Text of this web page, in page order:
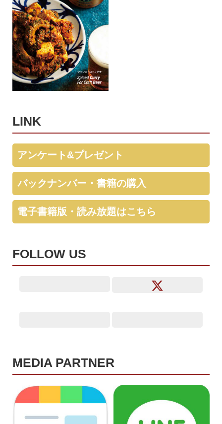
LINK
アンケート&プレゼント
バックナンバー・書籍の購入
電子書籍版・読み放題はこちら
FOLLOW US
MEDIA PARTNER